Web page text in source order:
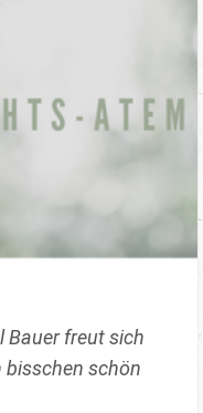
Bauer freut sich
bisschen schön